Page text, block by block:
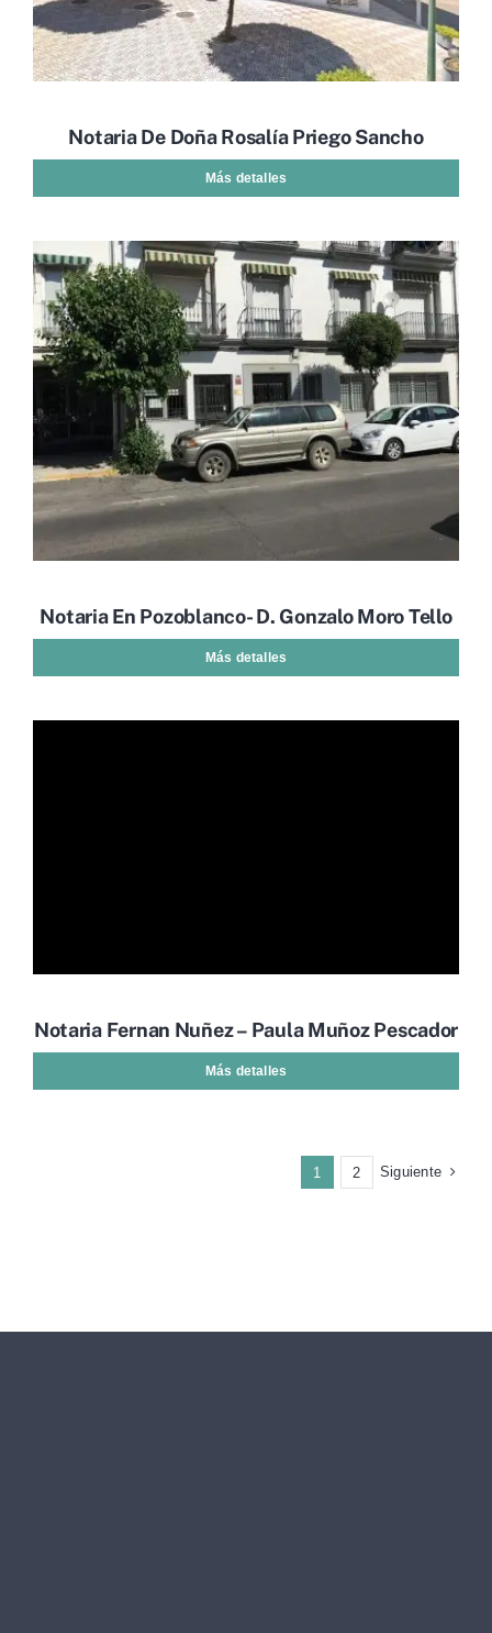
Notaria De Doña Rosalía Priego Sancho
Más detalles
Notaria En Pozoblanco- D. Gonzalo Moro Tello
Más detalles
Notaria Fernan Nuñez – Paula Muñoz Pescador
Más detalles
1 2 Siguiente